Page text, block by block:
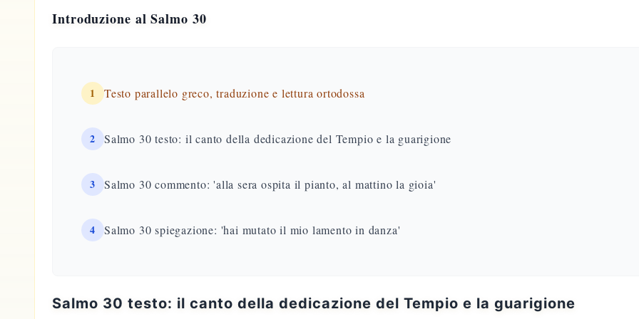
Introduzione al Salmo 30
1 Testo parallelo greco, traduzione e lettura ortodossa
2 Salmo 30 testo: il canto della dedicazione del Tempio e la guarigione
3 Salmo 30 commento: 'alla sera ospita il pianto, al mattino la gioia'
4 Salmo 30 spiegazione: 'hai mutato il mio lamento in danza'
Salmo 30 testo: il canto della dedicazione del Tempio e la guarigione